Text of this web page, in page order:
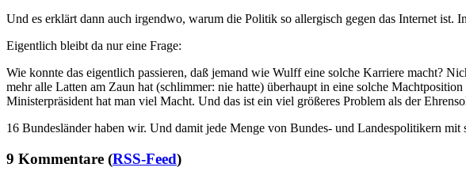
Und es erklärt dann auch irgendwo, warum die Politik so allergisch gegen das Internet
Eigentlich bleibt da nur eine Frage:
Wie konnte das eigentlich passieren, daß jemand wie Wulff eine solche Karriere macht?
mehr alle Latten am Zaun hat (schlimmer: nie hatte) überhaupt in eine solche
Ministerpräsident hat man viel Macht. Und das ist ein viel größeres Problem als der
16 Bundesländer haben wir. Und damit jede Menge von Bundes- und Landespolitikern
9 Kommentare (RSS-Feed)